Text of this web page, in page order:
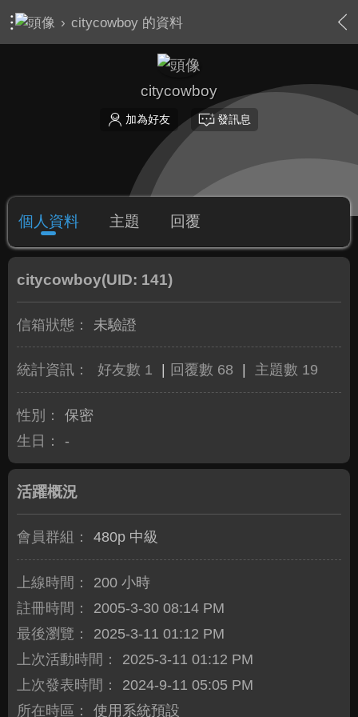
› citycowboy 的資料
citycowboy
加為好友 發訊息
個人資料 主題 回覆
citycowboy(UID: 141)
信箱狀態： 未驗證
統計資訊： 好友數 1 回覆數 68 主題數 19
性別：
保密
生日：
-
活躍概況
會員群組： 480p 中級
上線時間：
200 小時
註冊時間：
2005-3-30 08:14 PM
最後瀏覽：
2025-3-11 01:12 PM
上次活動時間：
2025-3-11 01:12 PM
上次發表時間：
2024-9-11 05:05 PM
所在時區：
使用系統預設